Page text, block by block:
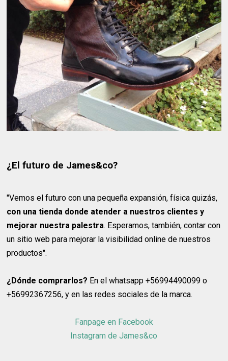
¿El futuro de James&co?
"Vemos el futuro con una pequeña expansión, física quizás,
con una tienda donde atender a nuestros clientes y
mejorar nuestra palestra. Esperamos, también, contar con
un sitio web para mejorar la visibilidad online de nuestros
productos".
¿Dónde comprarlos? En el whatsapp +56994490099 o
+56992367256, y en las redes sociales de la marca.
Fanpage en Facebook
Instagram de James&co